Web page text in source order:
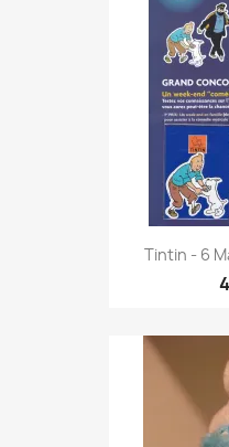
Tintin - 6